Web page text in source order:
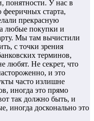
понятности. У нас в
фееричных старта,
прекрасную
любые покупки и
Мы там вычистили
с точки зрения
терминов,
любят. Не секрет, что
и это
часто излишне
иногда это прямо
так должно быть, и
иногда досконально это